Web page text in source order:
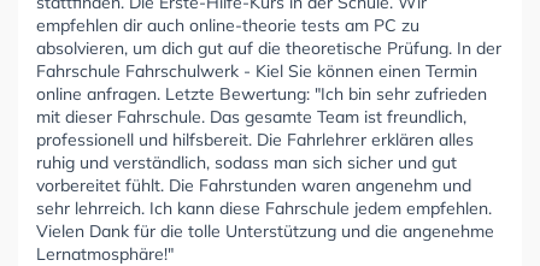
empfehlen dir auch online-theorie tests am PC zu
absolvieren, um dich gut auf die theoretische Prüfung. In der
Fahrschule Fahrschulwerk - Kiel Sie können einen Termin
online anfragen. Letzte Bewertung: "Ich bin sehr zufrieden
mit dieser Fahrschule. Das gesamte Team ist freundlich,
professionell und hilfsbereit. Die Fahrlehrer erklären alles
ruhig und verständlich, sodass man sich sicher und gut
vorbereitet fühlt. Die Fahrstunden waren angenehm und
sehr lehrreich. Ich kann diese Fahrschule jedem empfehlen.
Vielen Dank für die tolle Unterstützung und die angenehme
Lernatmosphäre!"